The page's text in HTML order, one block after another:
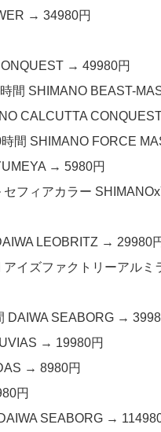
→ 34980円
→ 49980円
間 SHIMANO BEAST-
CALCUTTA
間 SHIMANO FORCE
→ 5980円
フィアカラー
LEOBRITZ → 29980
イズファクトリーアルミ
DAIWA SEABORG →
→ 19980円
→ 8980円
円
SEABORG →